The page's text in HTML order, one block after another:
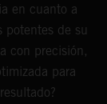
en cuanto a
potentes de su
con precisión,
para